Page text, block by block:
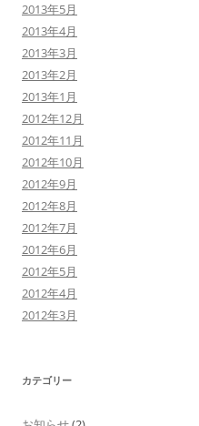
2013年5月
2013年4月
2013年3月
2013年2月
2013年1月
2012年12月
2012年11月
2012年10月
2012年9月
2012年8月
2012年7月
2012年6月
2012年5月
2012年4月
2012年3月
カテゴリー